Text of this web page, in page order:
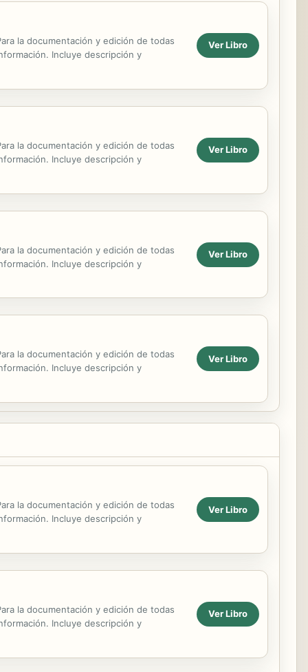
la documentación y edición de todas
Incluye descripción y
Ver Libro
la documentación y edición de todas
Incluye descripción y
Ver Libro
la documentación y edición de todas
Incluye descripción y
Ver Libro
la documentación y edición de todas
Incluye descripción y
Ver Libro
la documentación y edición de todas
Incluye descripción y
Ver Libro
la documentación y edición de todas
Incluye descripción y
Ver Libro